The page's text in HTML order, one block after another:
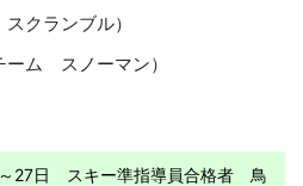
クランブル）
ーム スノーマン）
27日 スキー準指導員合格者 鳥